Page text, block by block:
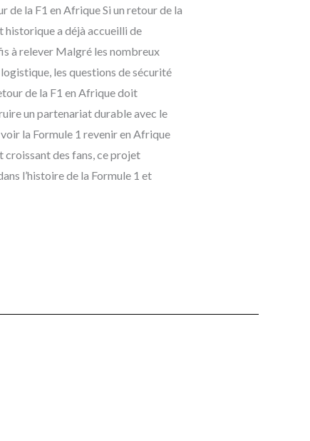
de la F1 en Afrique Si un retour de la
historique a déjà accueilli de
à relever Malgré les nombreux
les questions de sécurité
de la F1 en Afrique doit
un partenariat durable avec le
la Formule 1 revenir en Afrique
croissant des fans, ce projet
l’histoire de la Formule 1 et